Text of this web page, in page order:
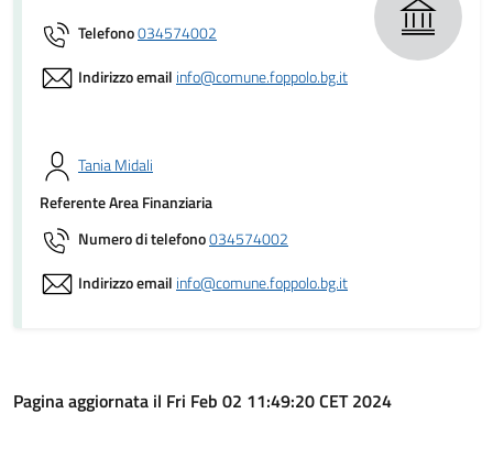
Telefono034574002
Indirizzo email info@comune.foppolo.bg.it
Tania Midali
Referente Area Finanziaria
Numero di telefono034574002
Indirizzo email info@comune.foppolo.bg.it
Pagina aggiornata il Fri Feb 02 11:49:20 CET 2024